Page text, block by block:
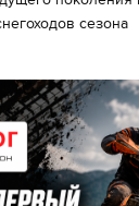
сезона